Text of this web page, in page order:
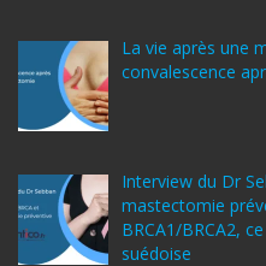
La vie après une
convalescence
Interview du Dr
mastectomie
BRCA1/BRCA2,
suédoise